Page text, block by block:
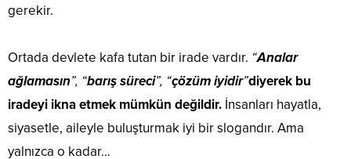
gerekir.
Ortada devlete kafa tutan bir irade vardır. “Analar
ağlamasın”, “barış süreci”, “çözüm iyidir”diyerek bu
iradeyi ikna etmek mümkün değildir. İnsanları hayatla,
siyasetle, aileyle buluşturmak iyi bir slogandır. Ama
yalnızca o kadar…